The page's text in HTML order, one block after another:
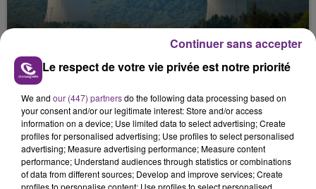
LA CENTRALE NUCLÉAIRE DE CHOOZ
TOUJOURS À L'ARRÊT
Cela fait déjà une semaine que la centrale
nucléaire ardennaise est à l'arrêt. Une situation
justifiée par la sécheresse intense qui est toujours
présente.
Le respect de votre vie privée est notre priorité
We and our (447) partnersdo the following data processing based on
your consent and/or our legitimate interest: Store and/or access
information on a device; Use limited data to select advertising; Create
profiles for personalised advertising; Use profiles to select personalised
advertising; Measure advertising performance; Measure content
performance; Understand audiences through statistics or combinations
of data from different sources; Develop and improve services; Create
profiles to personalise content; Use profiles to select personalised
Continuer sans accepter